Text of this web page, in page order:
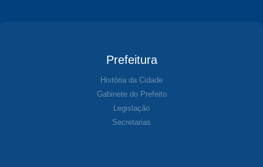
Prefeitura
História da Cidade
Gabinete do Prefeito
Legislação
Secretarias